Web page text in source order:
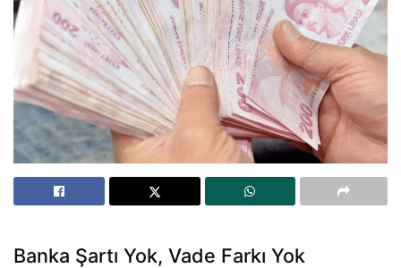
Banka Şartı Yok, Vade Farkı Yok